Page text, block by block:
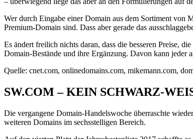
Wer durch Eingabe einer Domain aus dem Sortiment von
Premium-Domain sind. Dass aber gerade das
Es ändert freilich nichts daran, dass die besseren Preise,
Domain-Bestände und ihre Ergänzung. Davon kann jeder
Quelle: cnet.com, onlinedomains.com, mikemann.com,
SW.COM – KEIN SCHWARZ-
Die vergangene Domain-Handelswoche überraschte
weiteren Domains im sechsstelligen Bereich.